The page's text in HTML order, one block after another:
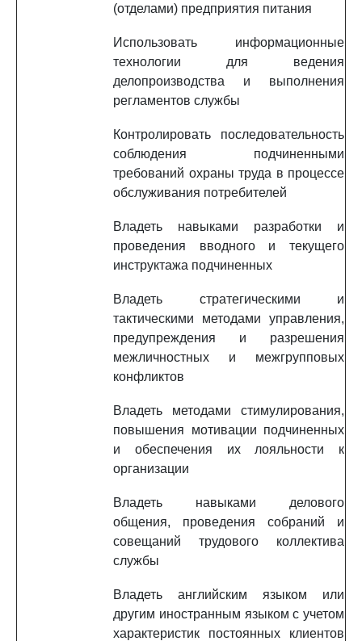
(отделами) предприятия питания
Использовать информационные
технологии для ведения
делопроизводства и выполнения
регламентов службы
Контролировать последовательность
соблюдения подчиненными
требований охраны труда в процессе
обслуживания потребителей
Владеть навыками разработки и
проведения вводного и текущего
инструктажа подчиненных
Владеть стратегическими и
тактическими методами управления,
предупреждения и разрешения
межличностных и межгрупповых
конфликтов
Владеть методами стимулирования,
повышения мотивации подчиненных
и обеспечения их лояльности к
организации
Владеть навыками делового
общения, проведения собраний и
совещаний трудового коллектива
службы
Владеть английским языком или
другим иностранным языком с учетом
характеристик постоянных клиентов